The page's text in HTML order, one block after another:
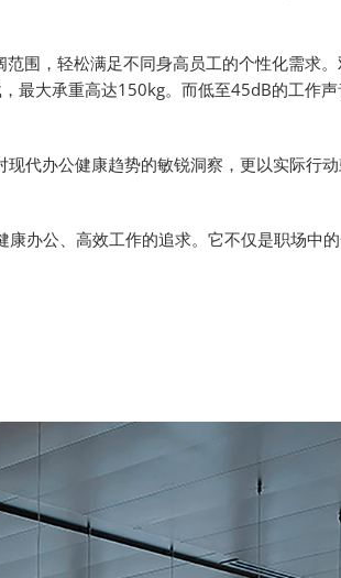
围，轻松满足不同身高员工的个性化需求
最大承重高达150kg。而低至45dB的工作
代办公健康趋势的敏锐洞察，更以实际行
办公、高效工作的追求。它不仅是职场中